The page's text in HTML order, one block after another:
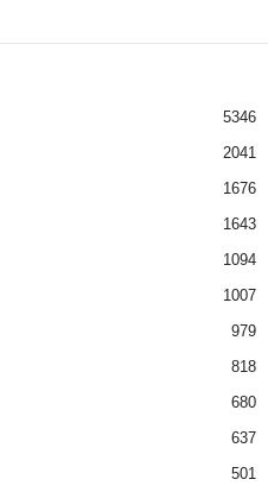
5346
2041
1676
1643
1094
1007
979
818
680
637
501